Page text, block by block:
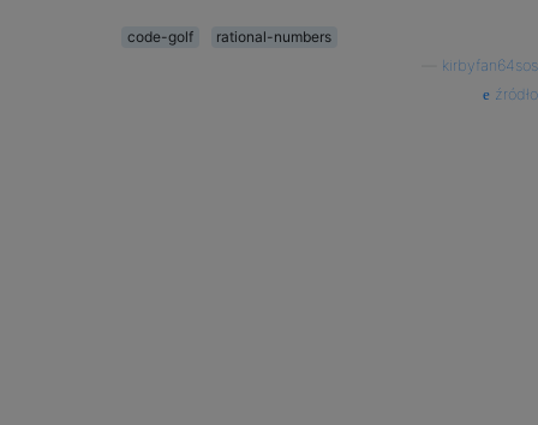
code-golf
rational-numbers
kirbyfan64sos
źródło